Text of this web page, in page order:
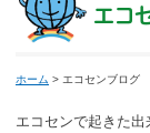
施設案内
イベント
エコ
ホーム > エコセンブログ
エコセンで起きた出